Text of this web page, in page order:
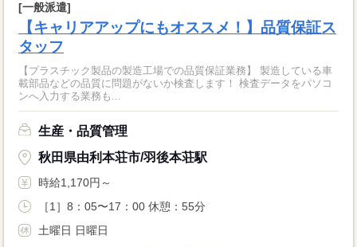
[一般派遣]
【キャリアアップにもオススメ！】品質保証ス
タッフ
【プラスチック製品の製造工場での品質保証業務】 製造している車
載部品などの品質に問題がないか検査します！ 検査データをパソコ
ンへ入力する業務も...
生産・品質管理
秋田県由利本荘市/羽後本荘駅
時給1,170円～
［1］8：05〜17：00 休憩：55分
土曜日 日曜日